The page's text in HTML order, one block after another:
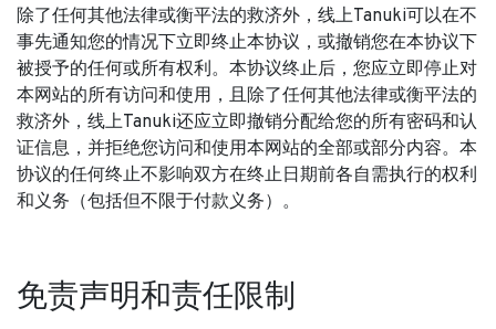
除了任何其他法律或衡平法的救济外，线上Tanuki可以在不
事先通知您的情况下立即终止本协议，或撤销您在本协议下
被授予的任何或所有权利。本协议终止后，您应立即停止对
本网站的所有访问和使用，且除了任何其他法律或衡平法的
救济外，线上Tanuki还应立即撤销分配给您的所有密码和认
证信息，并拒绝您访问和使用本网站的全部或部分内容。本
协议的任何终止不影响双方在终止日期前各自需执行的权利
和义务（包括但不限于付款义务）。
免责声明和责任限制